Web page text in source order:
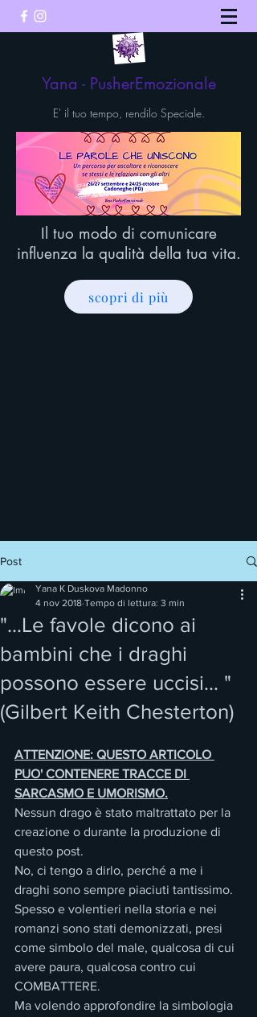
Yana - PusherEmozionale
E' il tuo tempo, rendilo Speciale.
Il tuo modo di comunicare
influenza la qualità della tua vita.
scopri di più
Post
"...Le favole dicono ai
bambini che i draghi
possono essere uccisi... "
(Gilbert Keith Chesterton)
Yana K Duskova Madonno
4 nov 2018 Tempo di lettura: 3 min
ATTENZIONE: QUESTO ARTICOLO
PUO' CONTENERE TRACCE DI
SARCASMO E UMORISMO.
Nessun drago è stato maltrattato per la
creazione o durante la produzione di
questo post.
No, ci tengo a dirlo, perché a me i
draghi sono sempre piaciuti tantissimo.
Spesso e volentieri nella storia e nei
romanzi sono stati demonizzati, presi
come simbolo del male, qualcosa di cui
avere paura, qualcosa contro cui
COMBATTERE.
Ma volendo approfondire la simbologia